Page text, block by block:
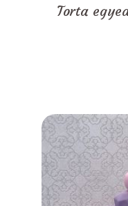
Torta